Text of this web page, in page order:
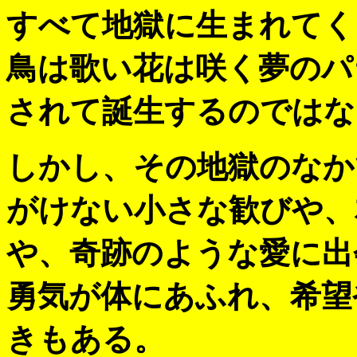
すべて地獄に生まれて
鳥は歌い花は咲く夢の
されて誕生するのでは
しかし、その地獄のな
がけない小さな歓びや
や、奇跡のような愛に
勇気が体にあふれ、希
きもある。